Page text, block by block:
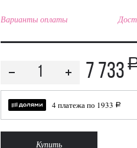
Варианты оплаты
7 733
4 платежа по 1933 a
Купить